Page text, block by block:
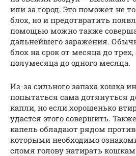
или за город. Это поможет не
блох, но и предотвратить
помощью можно также
дальнейшего заражения.
блох на срок от месяца до трех,
полумесяца до одного месяца.
Из-за сильного запаха кошка
попытаться сама дотянуться
капли, но если хорошенько
удастся этого совершить.
капель обладают рядом
которыми необходимо
сломя голову натирать